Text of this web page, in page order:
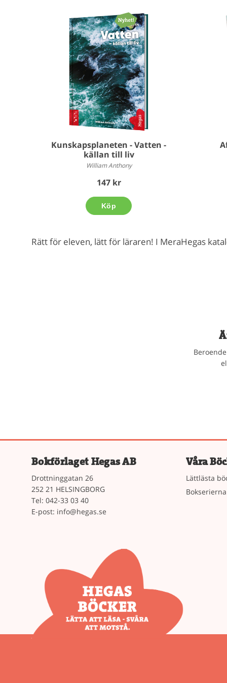
Kunskapsplaneten - Vatten -
källan till liv
William Anthony
147 kr
Köp
Rätt för eleven, lätt för läraren! I MeraHegas
Bokförlaget Hegas AB
Drottninggatan 26
252 21 HELSINGBORG
Tel: 042-33 03 40
E-post: info@hegas.se
Våra
Lättlästa
Bokserierna